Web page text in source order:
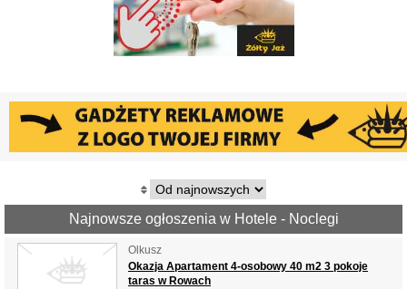
Najnowsze ogłoszenia w Hotele - Noclegi
Olkusz
Okazja Apartament 4-osobowy 40 m2 3 pokoje
taras w Rowach